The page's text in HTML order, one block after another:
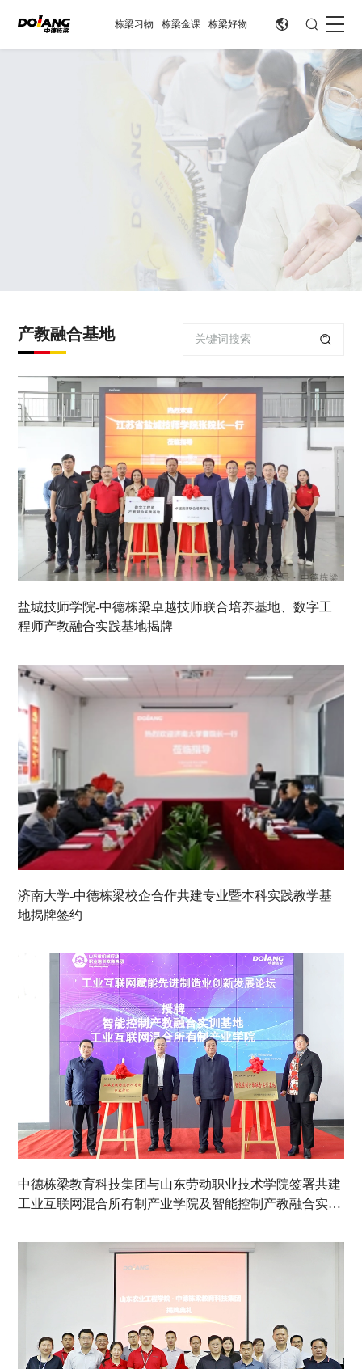
栋梁习物 栋梁金课 栋梁好物
产教融合基地
盐城技师学院-中德栋梁卓越技师联合培养基地、数字工
程师产教融合实践基地揭牌
济南大学-中德栋梁校企合作共建专业暨本科实践教学基
地揭牌签约
中德栋梁教育科技集团与山东劳动职业技术学院签署共建
工业互联网混合所有制产业学院及智能控制产教融合实训